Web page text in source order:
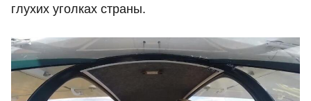
глухих уголках страны.